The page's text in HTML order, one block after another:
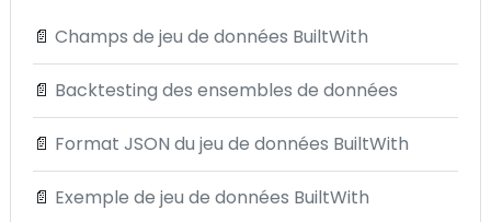
📄 Champs de jeu de données BuiltWith
📄 Backtesting des ensembles de données
📄 Format JSON du jeu de données BuiltWith
📄 Exemple de jeu de données BuiltWith